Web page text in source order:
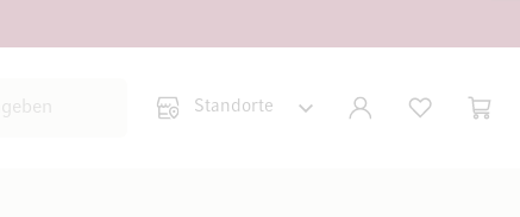
KONTO WUNSCHLISTE